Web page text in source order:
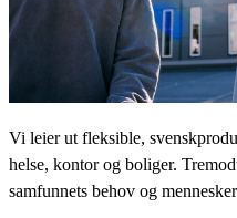
Vi leier ut fleksible,
helse, kontor og boliger.
samfunnets behov og